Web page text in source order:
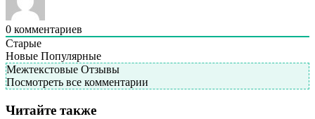
0 комментариев
Старые
Новые Популярные
Межтекстовые Отзывы
Посмотреть все комментарии
Читайте также